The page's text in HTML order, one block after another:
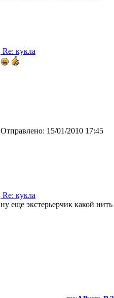
Re: кукла
Отправлено: 15/01/2010 17:45
Re: кукла
ну еще экстерьерчик какой